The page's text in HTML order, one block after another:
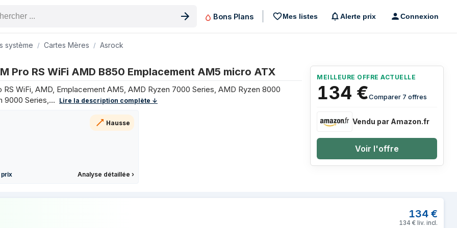
produit
Bons Plans Mes listes Alerte prix Connexion
système Cartes Mères Asrock
Pro RS WiFi AMD B850 Emplacement AM5 micro ATX
WiFi, AMD, Emplacement AM5, AMD Ryzen 7000 Series, AMD Ryzen 8000
9000 Series,...
Lire la description complète ↓
Hausse
prix Analyse détaillée ›
MEILLEURE OFFRE ACTUELLE
134 €Comparer 7 offres
Vendu par Amazon.fr
Voir l'offre
Prix
137 €
137 €
137 €
137 €
de Asrock B850M Pro RS WiFi AMD B850 Emplacement AM5 micro ATX
134 €
134 € liv. incl.